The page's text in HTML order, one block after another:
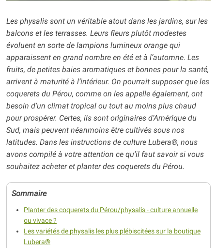
Les physalis sont un véritable atout dans les jardins, sur les
balcons et les terrasses. Leurs fleurs plutôt modestes
évoluent en sorte de lampions lumineux orange qui
apparaissent en grand nombre en été et à l’automne. Les
fruits, de petites baies aromatiques et bonnes pour la santé,
arrivent à maturité à l’intérieur. On pourrait supposer que les
coquerets du Pérou, comme on les appelle également, ont
besoin d’un climat tropical ou tout au moins plus chaud
pour prospérer. Certes, ils sont originaires d’Amérique du
Sud, mais peuvent néanmoins être cultivés sous nos
latitudes. Dans les instructions de culture Lubera®, nous
avons compilé à votre attention ce qu’il faut savoir si vous
souhaitez acheter et planter des coquerets du Pérou.
Sommaire
Planter des coquerets du Pérou/physalis - culture annuelle
ou vivace ?
Les variétés de physalis les plus plébiscitées sur la boutique
Lubera®